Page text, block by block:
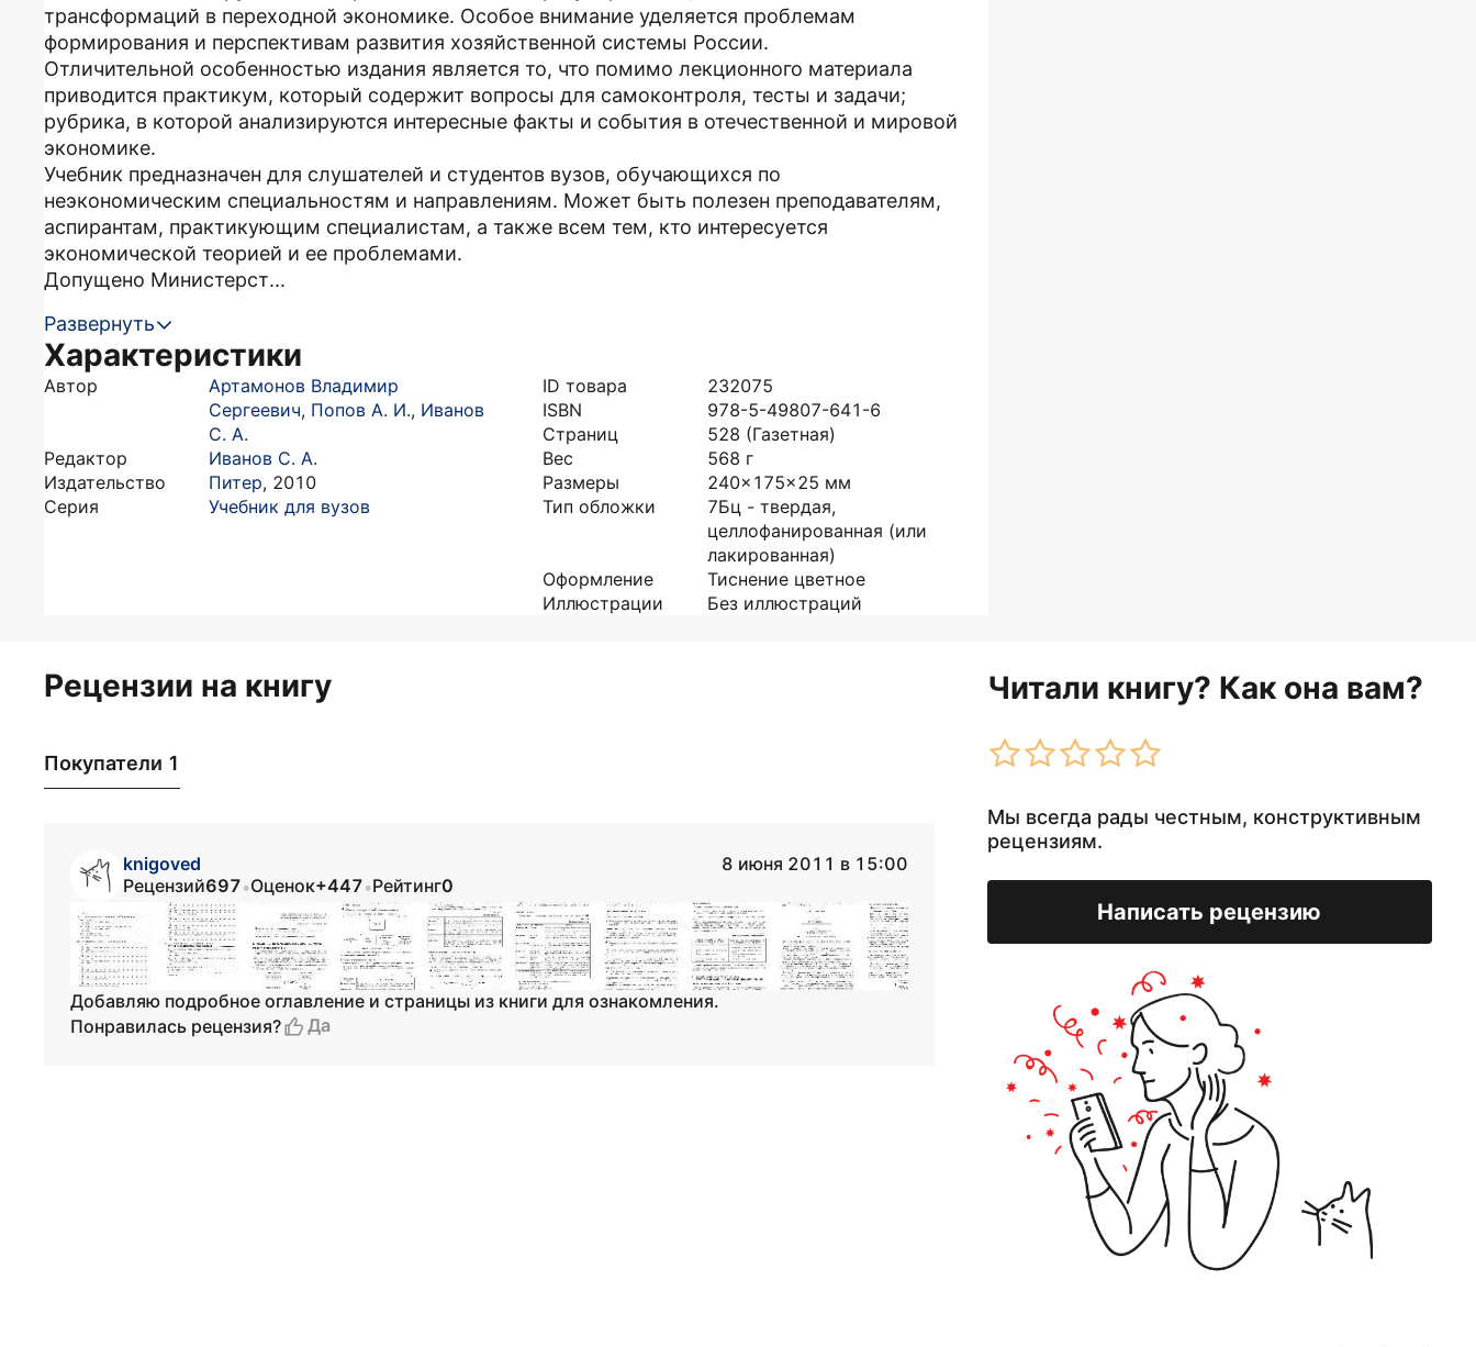
трансформаций в переходной экономике. Особое внимание уделяется проблемам
формирования и перспективам развития хозяйственной системы России.
Отличительной особенностью издания является то, что помимо лекционного материала
приводится практикум, который содержит вопросы для самоконтроля, тесты и задачи;
рубрика, в которой анализируются интересные факты и события в отечественной и мировой
экономике.
Учебник предназначен для слушателей и студентов вузов, обучающихся по
неэкономическим специальностям и направлениям. Может быть полезен преподавателям,
аспирантам, практикующим специалистам, а также всем тем, кто интересуется
экономической теорией и ее проблемами.
Допущено Министерст...
Развернуть
Характеристики
Автор
Артамонов Владимир
Сергеевич, Попов А. И., Иванов
С. А.
Редактор
Иванов С. А.
Издательство
Питер, 2010
Серия
Учебник для вузов
ID товара
232075
ISBN
978-5-49807-641-6
Страниц
528 (Газетная)
Вес
568 г
Размеры
240x175x25 мм
Тип обложки
7Бц - твердая,
целлофанированная (или
лакированная)
Оформление
Тиснение цветное
Иллюстрации
Без иллюстраций
Рецензии на книгу Читали книгу? Как она вам?
Мы всегда рады честным, конструктивным
рецензиям.
Написать рецензию
Покупатели 1
knigoved
8 июня 2011 в 15:00
Рецензий697•Оценок+447•Рейтинг0
Добавляю подробное оглавление и страницы из книги для ознакомления.
Понравилась рецензия?
Да